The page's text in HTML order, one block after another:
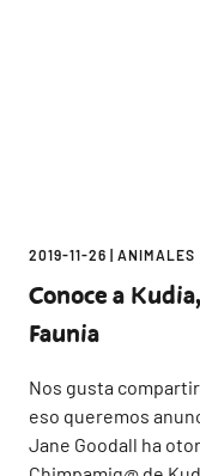
2019-11-26 ANIMALES
Conoce a
Faunia
Nos gusta
eso queremos
Jane Goodall ha